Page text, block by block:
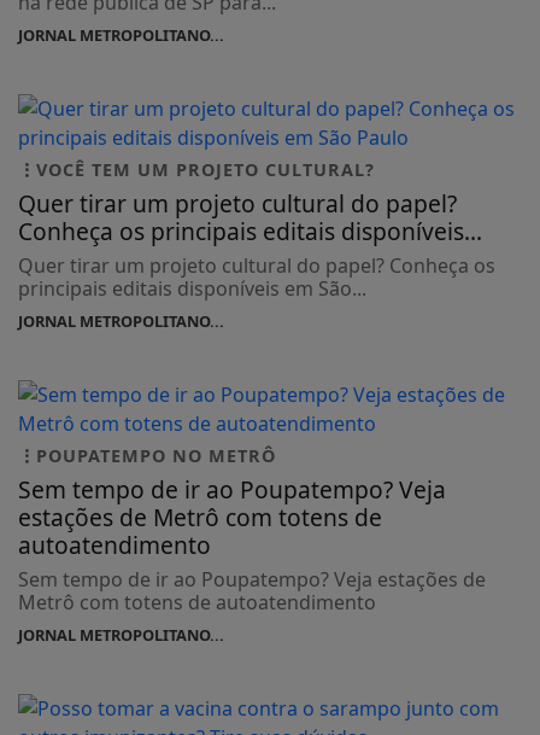
VOCÊ TEM UM PROJETO CULTURAL?
Quer tirar um projeto cultural do papel?
Conheça os principais editais disponíveis...
Quer tirar um projeto cultural do papel? Conheça os
principais editais disponíveis em São...
JORNAL METROPOLITANO...
POUPATEMPO NO METRÔ
Sem tempo de ir ao Poupatempo? Veja
estações de Metrô com totens de
autoatendimento
Sem tempo de ir ao Poupatempo? Veja estações de
Metrô com totens de autoatendimento
JORNAL METROPOLITANO...
VACINA CONTRA O SARAMPO